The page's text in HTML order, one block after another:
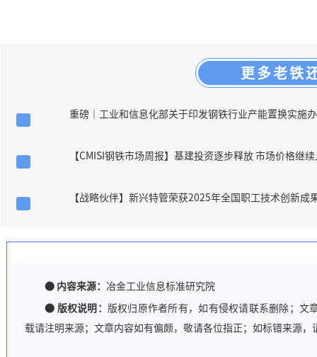
更多老铁
重磅｜工业和信息化部关于印发钢铁行业产能置换实施
【CMISI钢铁市场周报】基建投资逐步释放 市场价格继
【战略伙伴】新兴特管荣获2025年全国职工技术创新成
● 内容来源： 冶金工业信息标准研究院
● 版权说明： 版权归原作者所有，如有侵权请联系删除；文
载请注明来源；文章内容如有偏颇，敬请各位指正；如标错来源，